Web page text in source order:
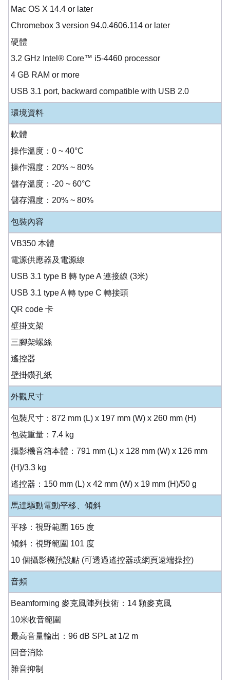
Mac OS X 14.4 or later
Chromebox 3 version 94.0.4606.114 or later
硬體
3.2 GHz Intel® Core™ i5-4460 processor
4 GB RAM or more
USB 3.1 port, backward compatible with USB 2.0
環境資料
軟體
操作溫度：0 ~ 40°C
操作濕度：20% ~ 80%
儲存溫度：-20 ~ 60°C
儲存濕度：20% ~ 80%
包裝內容
VB350 本體
電源供應器及電源線
USB 3.1 type B 轉 type A 連接線 (3米)
USB 3.1 type A 轉 type C 轉接頭
QR code 卡
壁掛支架
三腳架螺絲
遙控器
壁掛鑽孔紙
外觀尺寸
包裝尺寸：872 mm (L) x 197 mm (W) x 260 mm (H)
包裝重量：7.4 kg
攝影機音箱本體：791 mm (L) x 128 mm (W) x 126 mm
(H)/3.3 kg
遙控器：150 mm (L) x 42 mm (W) x 19 mm (H)/50 g
馬達驅動電動平移、傾斜
平移：視野範圍 165 度
傾斜：視野範圍 101 度
10 個攝影機預設點 (可透過遙控器或網頁遠端操控)
音頻
Beamforming 麥克風陣列技術：14 顆麥克風
10米收音範圍
最高音量輸出：96 dB SPL at 1/2 m
回音消除
雜音抑制